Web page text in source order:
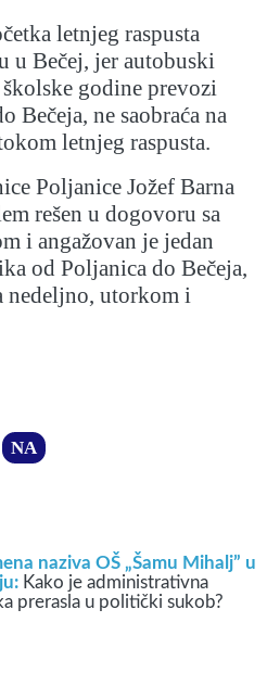
letnjeg raspusta
u Bečej, jer autobuski
godine prevozi
Bečeja, ne saobraća na
letnjeg raspusta.
Poljanice Jožef Barna
rešen u dogovoru sa
i angažovan je jedan
od Poljanica do Bečeja,
nedeljno, utorkom i
NA
naziva OŠ „Šamu Mihalj” u
Kako je administrativna
prerasla u politički sukob?